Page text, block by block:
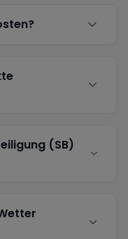
(SB)